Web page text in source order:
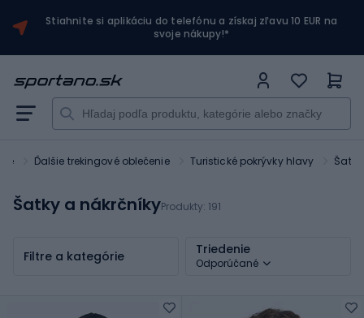
Stiahnite si aplikáciu do telefónu a získaj zľavu 10 EUR na
svoje nákupy!*
Ďalšie trekingové oblečenie Turistické pokrývky hlavy
Šatky a nákrčníkyProdukty: 191
Filtre a kategórie Triedenie
Odporúčané